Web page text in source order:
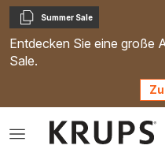
Kopieren
Summer Sale
Entdecken Sie eine große
Sale.
Das